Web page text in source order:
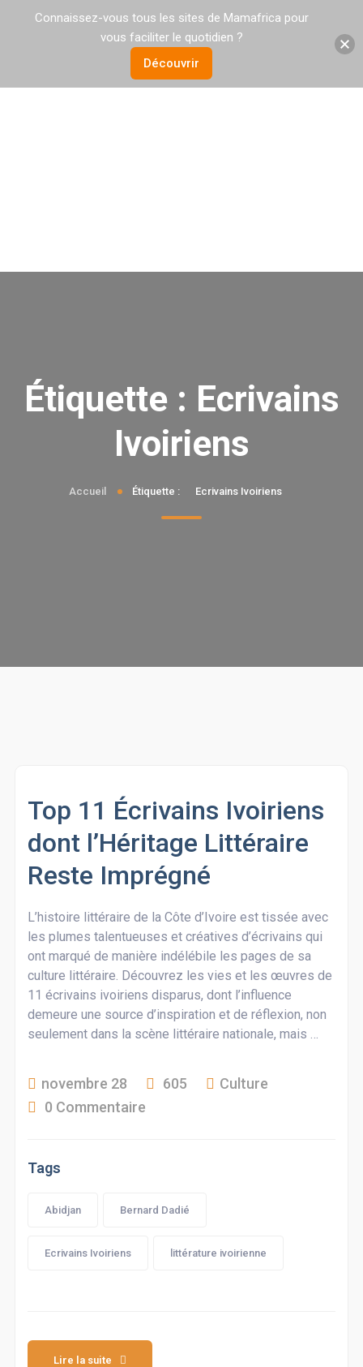
Étiquette : Ecrivains
Ivoiriens
Accueil Étiquette : Ecrivains Ivoiriens
Top 11 Écrivains Ivoiriens
dont l’Héritage Littéraire
Reste Imprégné
L’histoire littéraire de la Côte d’Ivoire est tissée avec
les plumes talentueuses et créatives d’écrivains qui
ont marqué de manière indélébile les pages de sa
culture littéraire. Découvrez les vies et les œuvres de
11 écrivains ivoiriens disparus, dont l’influence
demeure une source d’inspiration et de réflexion, non
seulement dans la scène littéraire nationale, mais …
novembre 28 605
Culture
0 Commentaire
Tags
Abidjan Bernard Dadié
Ecrivains Ivoiriens littérature ivoirienne
Lire la suite
Connaissez-vous tous les sites de Mamafrica pour
vous faciliter le quotidien ?
Découvrir